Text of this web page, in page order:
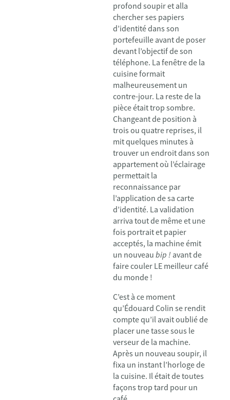
profond soupir et alla
chercher ses papiers
d’identité dans son
portefeuille avant de poser
devant l’objectif de son
téléphone. La fenêtre de la
cuisine formait
malheureusement un
contre-jour. La reste de la
pièce était trop sombre.
Changeant de position à
trois ou quatre reprises, il
mit quelques minutes à
trouver un endroit dans son
appartement où l’éclairage
permettait la
reconnaissance par
l’application de sa carte
d’identité. La validation
arriva tout de même et une
fois portrait et papier
acceptés, la machine émit
un nouveau bip ! avant de
faire couler LE meilleur café
du monde !
C’est à ce moment
qu’Édouard Colin se rendit
compte qu’il avait oublié de
placer une tasse sous le
verseur de la machine.
Après un nouveau soupir, il
fixa un instant l’horloge de
la cuisine. Il était de toutes
façons trop tard pour un